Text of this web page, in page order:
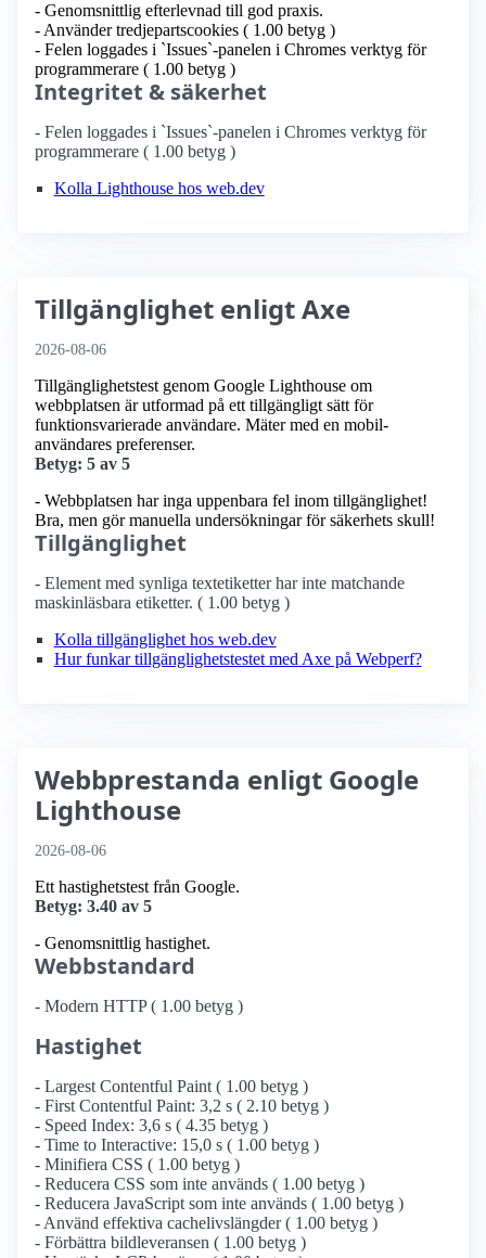
- Genomsnittlig efterlevnad till god praxis.
- Använder tredjepartscookies ( 1.00 betyg )
- Felen loggades i `Issues`-panelen i Chromes verktyg för
programmerare ( 1.00 betyg )
Integritet & säkerhet
- Felen loggades i `Issues`-panelen i Chromes verktyg för
programmerare ( 1.00 betyg )
Kolla Lighthouse hos web.dev
Tillgänglighet enligt Axe
2026-08-06
Tillgänglighetstest genom Google Lighthouse om
webbplatsen är utformad på ett tillgängligt sätt för
funktionsvarierade användare. Mäter med en mobil­
användares preferenser.
Betyg: 5 av 5
- Webbplatsen har inga uppenbara fel inom tillgänglighet!
Bra, men gör manuella undersökningar för säkerhets skull!
Tillgänglighet
- Element med synliga textetiketter har inte matchande
maskinläsbara etiketter. ( 1.00 betyg )
Kolla tillgänglighet hos web.dev
Hur funkar tillgänglighetstestet med Axe på Webperf?
Webbprestanda enligt Google
Lighthouse
2026-08-06
Ett hastighetstest från Google.
Betyg: 3.40 av 5
- Genomsnittlig hastighet.
Webbstandard
- Modern HTTP ( 1.00 betyg )
Hastighet
- Largest Contentful Paint ( 1.00 betyg )
- First Contentful Paint: 3,2 s ( 2.10 betyg )
- Speed Index: 3,6 s ( 4.35 betyg )
- Time to Interactive: 15,0 s ( 1.00 betyg )
- Minifiera CSS ( 1.00 betyg )
- Reducera CSS som inte används ( 1.00 betyg )
- Reducera JavaScript som inte används ( 1.00 betyg )
- Använd effektiva cachelivslängder ( 1.00 betyg )
- Förbättra bildleveransen ( 1.00 betyg )